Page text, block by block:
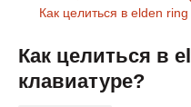
Как целиться в elden
Как целиться в
клавиатуре?